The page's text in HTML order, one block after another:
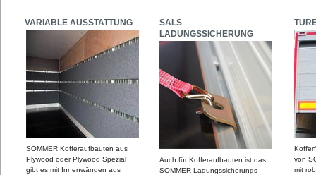
VARIABLE AUSSTATTUNG
SOMMER Kofferaufbauten aus
Plywood oder Plywood Spezial
gibt es mit Innenwänden aus
SALS
LADUNGSSICHERUNG
Auch für Kofferaufbauten ist das
SOMMER-Ladungssicherungs-
von
mit